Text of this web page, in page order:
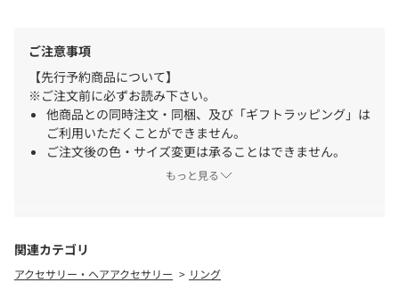
※撮影場所やお使いのモニター環境により若干お色味が異なる場
合がございます。
特にロケの撮影では明るく見える傾向にございます。
※商品はサンプルで撮影をしております。若干の仕様が変更にな
る場合がございますので予めご了承の上ご注文くださいますよう
お願いいたします。
▼ブランドのお気に入り登録
新商品や再入荷など、いち早くブランドのお得な情報を受け取る
ことができます。
ご注意事項
【先行予約商品について】
※ご注文前に必ずお読み下さい。
他商品との同時注文・同梱、及び「ギフトラッピング」は
ご利用いただくことができません。
ご注文後の色・サイズ変更は承ることはできません。
注文から出荷までに期間が空く場合、クレジットカードの
au WALLET】をお選びいただくことはできません。
定いただくことはできません。
もっと見る
関連カテゴリ
アクセサリー・ヘアアクセサリー リング